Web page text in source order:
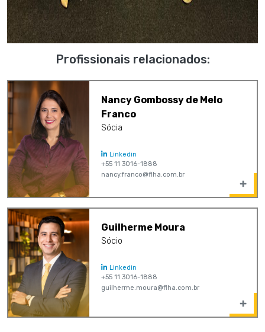
Profissionais relacionados:
Nancy Gombossy de Melo
Franco
Sócia
Linkedin
+55 11 3016-1888
nancy.franco@flha.com.br
Guilherme Moura
Sócio
Linkedin
+55 11 3016-1888
guilherme.moura@flha.com.br